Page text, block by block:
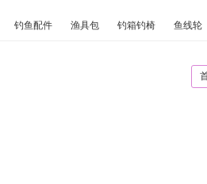
钓鱼配件 渔具包 钓箱钓椅 鱼线轮